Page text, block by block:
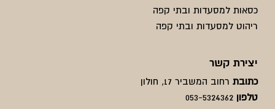
כסאות למסעדות ובתי קפה
ריהוט למסעדות ובתי קפה
יצירת קשר
כתובת רחוב המשביר 17, חולון
טלפון 053-5324362